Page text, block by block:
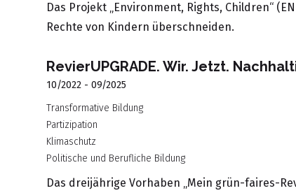
Das Projekt „Environment, Rights, Children“
Rechte von Kindern überschneiden.
RevierUPGRADE. Wir. Jetzt.
10/2022 - 09/2025
Transformative Bildung
Partizipation
Klimaschutz
Politische und Berufliche Bildung
Das dreijährige Vorhaben „Mein grün-faires-